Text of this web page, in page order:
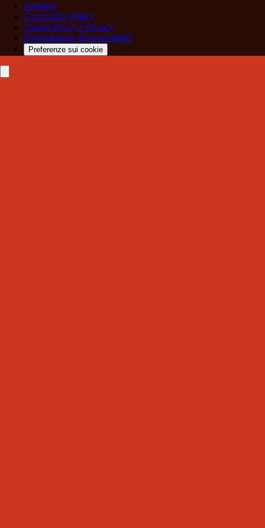
Archivio
Community Policy
Cookie Policy e Privacy
Dichiarazione di accessibilità
Preferenze sui cookie